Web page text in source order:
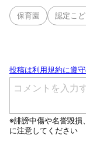
保育園 認定こ